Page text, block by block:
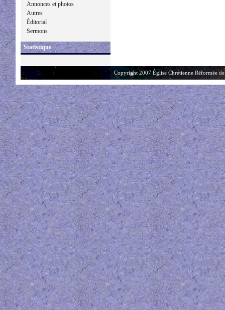
Annonces et photos
Autres
Éditorial
Sermons
Statistique
Copyright 2007 Église Chrétienne Réformée